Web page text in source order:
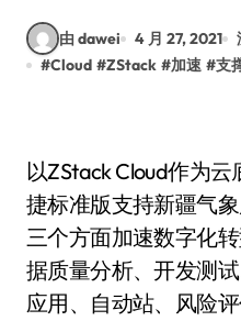
由 dawei 4 月 27, 2021
#Cloud #ZStack #加速 #支
以ZStack Cloud作为
捷标准版支持新疆气
三个方面加速数字化
据质量分析、开发测
应用、自动站、风险